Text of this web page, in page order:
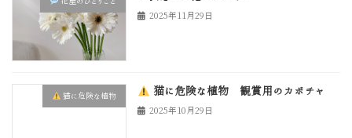
2025年11月29日
猫に危険な植物 猫に危険な植物 観賞用のカボチャ
2025年10月29日